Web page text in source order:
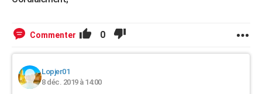
Commenter 0
Lopjer01
8 déc. 2019 à 14:00